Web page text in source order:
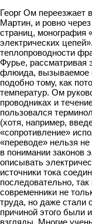
Георг Ом переезжает
Мартин, и ровно
страниц, монография
электрических
теплопроводности
Фурье, рассматривая
флюида, вызываемое
подобно тому, как
температур. Ом
проводниках и
пользовался
(хотя, например,
«сопротивление»
«переводе» нельзя
в понимании законов
описывать
источники тока
последовательно,
современники не
труда, но даже стали
причиной этого были
взгляды. Многие